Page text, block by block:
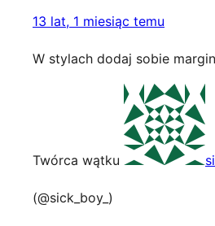
13 lat, 1 miesiąc temu
W stylach dodaj sobie
Twórca wątku
(@sick_boy_)